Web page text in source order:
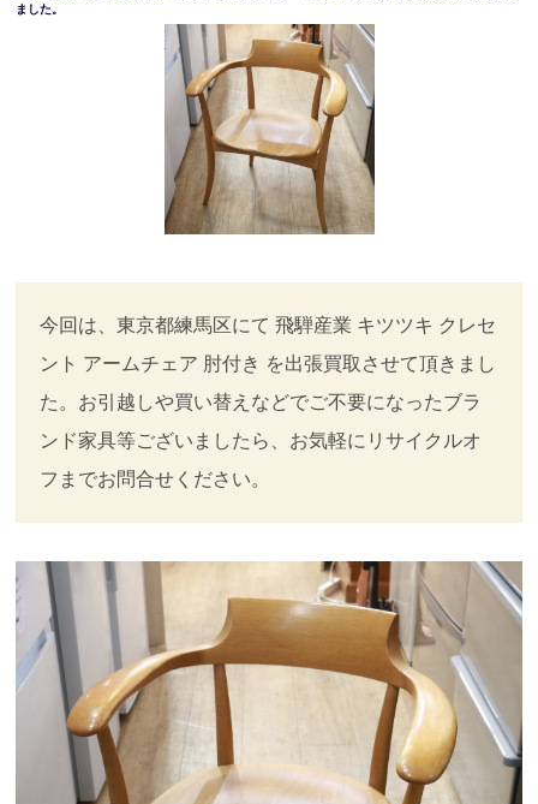
ました。
今回は、東京都練馬区にて 飛騨産業 キツツキ クレセ
ント アームチェア 肘付き を出張買取させて頂きまし
た。お引越しや買い替えなどでご不要になったブラ
ンド家具等ございましたら、お気軽にリサイクルオ
フまでお問合せください。